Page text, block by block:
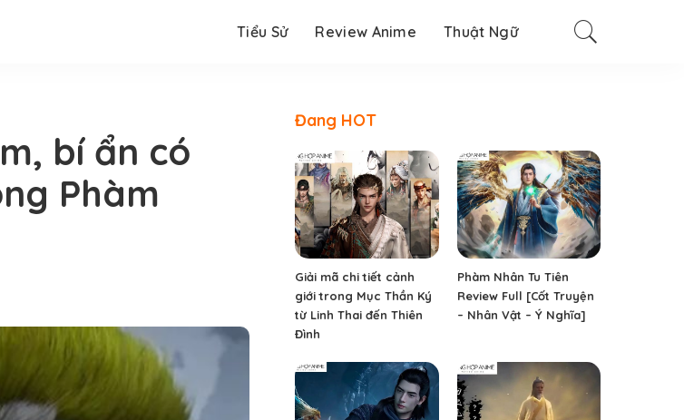
Tiểu Sử Review Anime Thuật Ngữ
bí ẩn có
Phàm
Đang HOT
Giải mã chi tiết cảnh
giới trong Mục Thần Ký
từ Linh Thai đến Thiên
Đình
Phàm Nhân Tu Tiên
Review Full [Cốt Truyện
– Nhân Vật – Ý Nghĩa]